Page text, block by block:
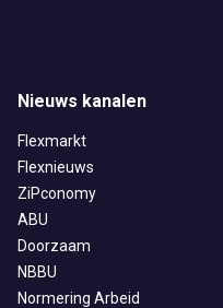
je mailbox
Alerts ontvangen
Nieuws kanalen
Flexmarkt
Flexnieuws
ZiPconomy
ABU
Doorzaam
NBBU
Normering Arbeid